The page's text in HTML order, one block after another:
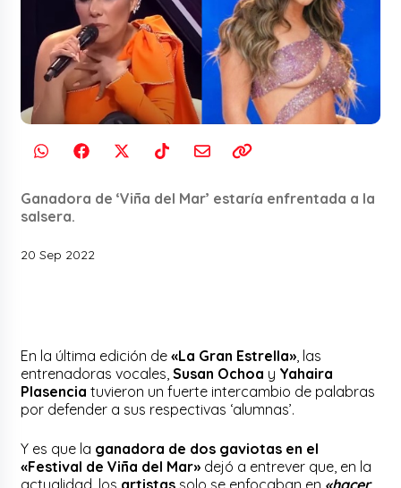
Ganadora de ‘Viña del Mar’ estaría enfrentada a la
salsera.
20 Sep 2022
En la última edición de «La Gran Estrella» , las
entrenadoras vocales,Susan Ochoa y Yahaira
Plasencia tuvieron un fuerte intercambio de palabras
por defender a sus respectivas ‘alumnas’.
Y es que la ganadora de dos gaviotas en el
«Festival de Viña del Mar» dejó a entrever que, en la
actualidad, los artistas solo se enfocaban en «hacer